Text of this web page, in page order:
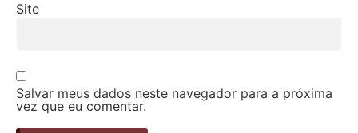
Site
Salvar meus dados neste navegador para a próxima
vez que eu comentar.